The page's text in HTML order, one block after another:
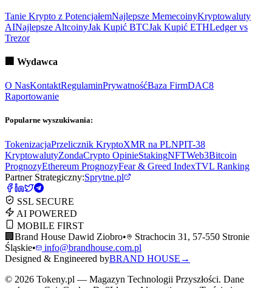
Tanie Krypto z PotencjałemNajlepsze MemecoinyKryptowaluty
AINajlepsze AltcoinyJak Kupić BTCJak Kupić ETHLedger vs
Trezor
🏢 Wydawca
O NasKontaktRegulaminPrywatnośćBaza FirmDAC8
Raportowanie
Popularne wyszukiwania:
TokenizacjaPrzelicznik KryptoXMR na PLNPIT-38
KryptowalutyZondaCrypto OpinieStakingNFTWeb3Bitcoin
PrognozyEthereum PrognozyFear & Greed IndexTVL Ranking
Partner Strategiczny:Sprytne.pl
SSL SECURE
AI POWERED
MOBILE FIRST
🏢 Brand House Dawid Ziobro•
Strachocin 31, 57-550 Stronie
Śląskie•
info@brandhouse.com.pl
Designed & Engineered byBRAND HOUSE →
© 2026 Tokeny.pl — Magazyn Technologii Przyszłości. Dane